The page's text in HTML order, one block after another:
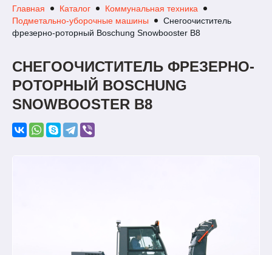
Главная Каталог
Коммунальная техника
Подметально-уборочные машины
Снегоочиститель
фрезерно-роторный Boschung Snowbooster B8
СНЕГООЧИСТИТЕЛЬ ФРЕЗЕРНО-
РОТОРНЫЙ BOSCHUNG
SNOWBOOSTER B8